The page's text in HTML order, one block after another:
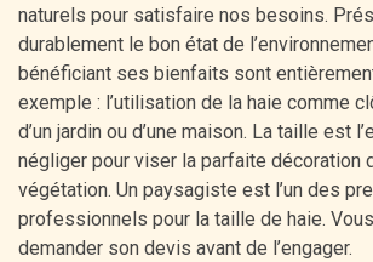
naturels pour satisfaire nos besoins.
durablement le bon état de
bénéficiant ses bienfaits sont
exemple : l’utilisation de la haie comme
d’un jardin ou d’une maison. La taille est
négliger pour viser la parfaite décoration
végétation. Un paysagiste est l’un des
professionnels pour la taille de haie.
demander son devis avant de l’engager.